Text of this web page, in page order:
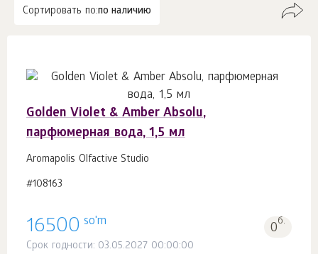
Сортировать по:по наличию
Golden Violet & Amber Absolu,
парфюмерная вода, 1,5 мл
Aromapolis Olfactive Studio
#108163
16500 so'm 0б.
Срок годности: 03.05.2027 00:00:00